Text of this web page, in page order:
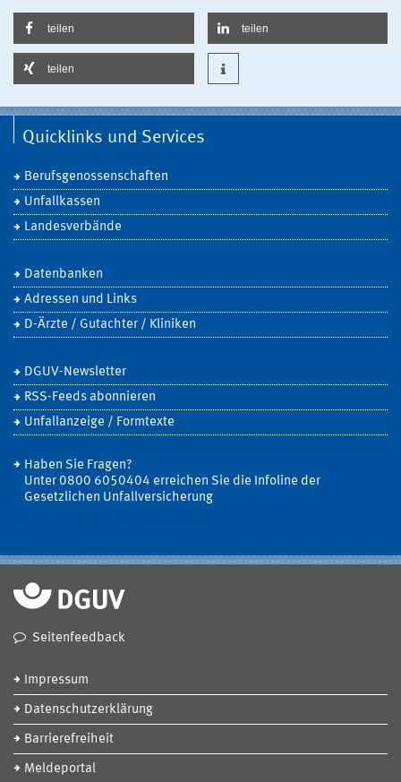
teilen teilen
teilen
Quicklinks und Services
Berufsgenossenschaften
Unfallkassen
Landesverbände
Datenbanken
Adressen und Links
D-Ärzte / Gutachter / Kliniken
DGUV-Newsletter
RSS-Feeds abonnieren
Unfallanzeige / Formtexte
Haben Sie Fragen?
Unter 0800 6050404 erreichen Sie die Infoline der
Gesetzlichen Unfallversicherung
Seitenfeedback
Impressum
Datenschutzerklärung
Barrierefreiheit
Meldeportal